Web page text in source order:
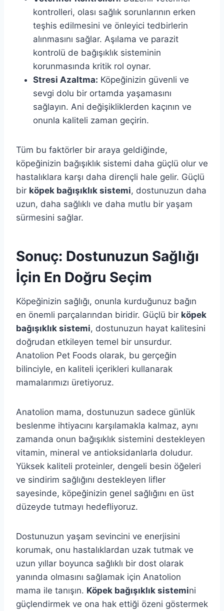
kontrolleri, olası sağlık sorunlarının erken
teşhis edilmesini ve önleyici tedbirlerin
alınmasını sağlar. Aşılama ve parazit
kontrolü de bağışıklık sisteminin
korunmasında kritik rol oynar.
Stresi Azaltma: Köpeğinizin güvenli ve
sevgi dolu bir ortamda yaşamasını
sağlayın. Ani değişikliklerden kaçının ve
onunla kaliteli zaman geçirin.
Tüm bu faktörler bir araya geldiğinde,
köpeğinizin bağışıklık sistemi daha güçlü olur ve
hastalıklara karşı daha dirençli hale gelir. Güçlü
bir köpek bağışıklık sistemi, dostunuzun daha
uzun, daha sağlıklı ve daha mutlu bir yaşam
sürmesini sağlar.
Sonuç: Dostunuzun Sağlığı
İçin En Doğru Seçim
Köpeğinizin sağlığı, onunla kurduğunuz bağın
en önemli parçalarından biridir. Güçlü bir köpek
bağışıklık sistemi, dostunuzun hayat kalitesini
doğrudan etkileyen temel bir unsurdur.
Anatolion Pet Foods olarak, bu gerçeğin
bilinciyle, en kaliteli içerikleri kullanarak
mamalarımızı üretiyoruz.
Anatolion mama, dostunuzun sadece günlük
beslenme ihtiyacını karşılamakla kalmaz, aynı
zamanda onun bağışıklık sistemini destekleyen
vitamin, mineral ve antioksidanlarla doludur.
Yüksek kaliteli proteinler, dengeli besin öğeleri
ve sindirim sağlığını destekleyen lifler
sayesinde, köpeğinizin genel sağlığını en üst
düzeyde tutmayı hedefliyoruz.
Dostunuzun yaşam sevincini ve enerjisini
korumak, onu hastalıklardan uzak tutmak ve
uzun yıllar boyunca sağlıklı bir dost olarak
yanında olmasını sağlamak için Anatolion
mama ile tanışın. Köpek bağışıklık sistemini
güçlendirmek ve ona hak ettiği özeni göstermek